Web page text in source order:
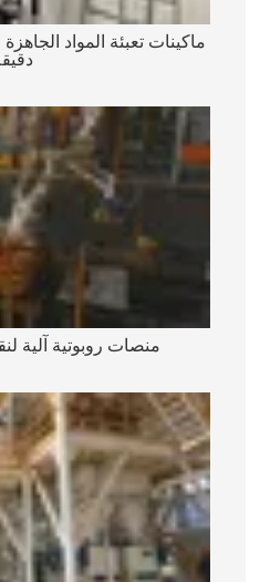
ماكينات تعبئة المواد
منصات روبوتية آلية